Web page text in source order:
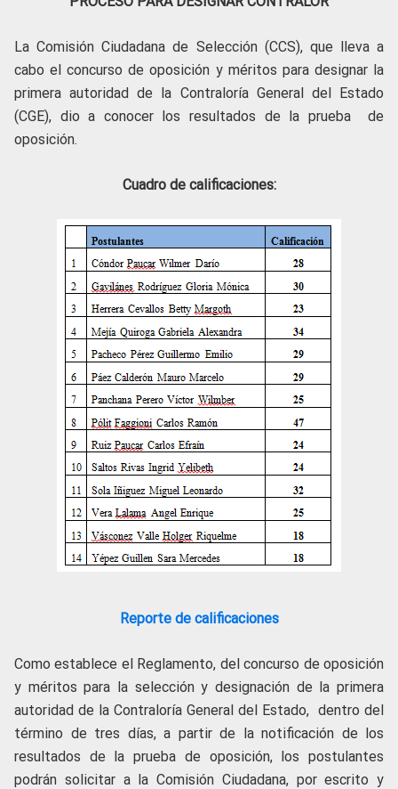
La Comisión Ciudadana de Selección (CCS), que lleva a
cabo el concurso de oposición y méritos para designar la
primera autoridad de la Contraloría General del Estado
(CGE), dio a conocer los resultados de la prueba de
oposición.
Cuadro de calificaciones:
Reporte de calificaciones
Como establece el Reglamento, del concurso de oposición
y méritos para la selección y designación de la primera
autoridad de la Contraloría General del Estado, dentro del
término de tres días, a partir de la notificación de los
resultados de la prueba de oposición, los postulantes
podrán solicitar a la Comisión Ciudadana, por escrito y